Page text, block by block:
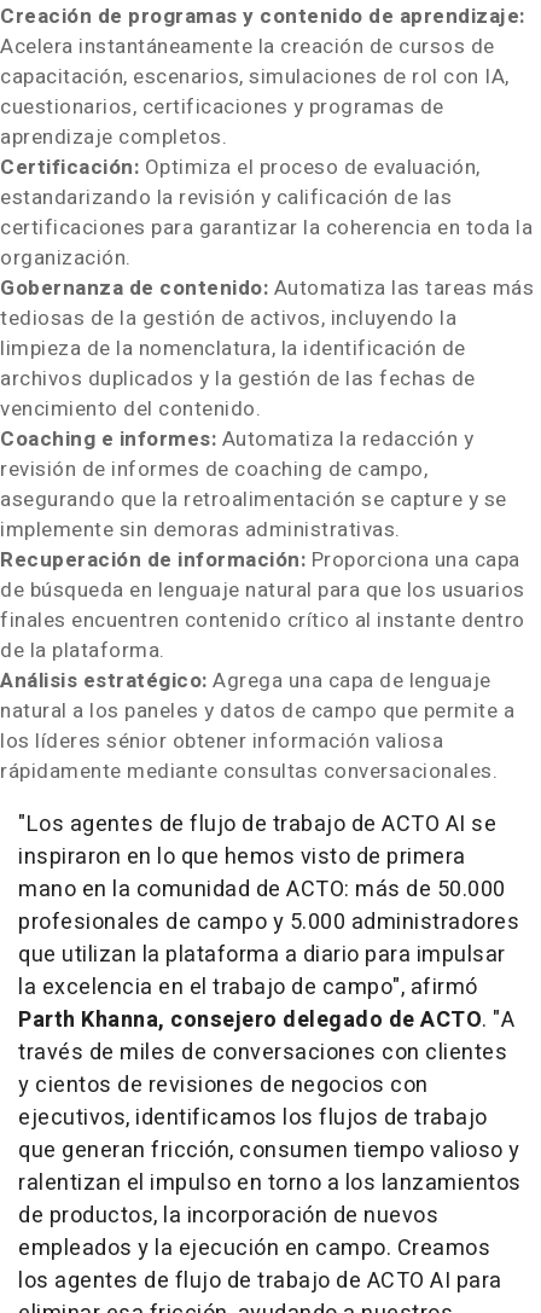
Creación de programas y contenido de aprendizaje:
Acelera instantáneamente la creación de cursos de
capacitación, escenarios, simulaciones de rol con IA,
cuestionarios, certificaciones y programas de
aprendizaje completos.
Certificación: Optimiza el proceso de evaluación,
estandarizando la revisión y calificación de las
certificaciones para garantizar la coherencia en toda la
organización.
Gobernanza de contenido: Automatiza las tareas más
tediosas de la gestión de activos, incluyendo la
limpieza de la nomenclatura, la identificación de
archivos duplicados y la gestión de las fechas de
vencimiento del contenido.
Coaching e informes: Automatiza la redacción y
revisión de informes de coaching de campo,
asegurando que la retroalimentación se capture y se
implemente sin demoras administrativas.
Recuperación de información: Proporciona una capa
de búsqueda en lenguaje natural para que los usuarios
finales encuentren contenido crítico al instante dentro
de la plataforma.
Análisis estratégico: Agrega una capa de lenguaje
natural a los paneles y datos de campo que permite a
los líderes sénior obtener información valiosa
rápidamente mediante consultas conversacionales.
"Los agentes de flujo de trabajo de ACTO AI se
inspiraron en lo que hemos visto de primera
mano en la comunidad de ACTO: más de 50.000
profesionales de campo y 5.000 administradores
que utilizan la plataforma a diario para impulsar
la excelencia en el trabajo de campo", afirmó
Parth Khanna, consejero delegado de ACTO. "A
través de miles de conversaciones con clientes
y cientos de revisiones de negocios con
ejecutivos, identificamos los flujos de trabajo
que generan fricción, consumen tiempo valioso y
ralentizan el impulso en torno a los lanzamientos
de productos, la incorporación de nuevos
empleados y la ejecución en campo. Creamos
los agentes de flujo de trabajo de ACTO AI para